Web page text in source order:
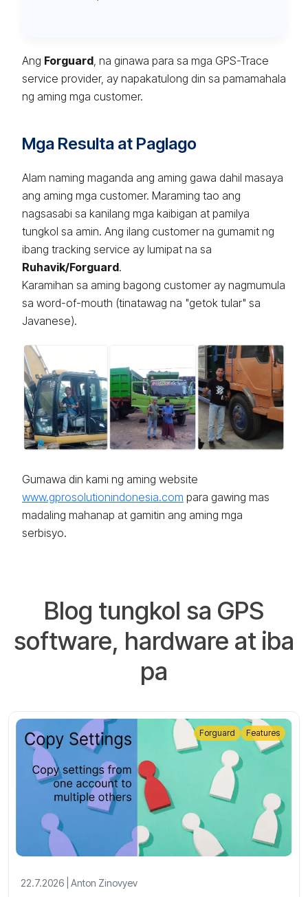
Ang Forguard, na ginawa para sa mga GPS-Trace
service provider, ay napakatulong din sa pamamahala
ng aming mga customer.
Mga Resulta at Paglago
Alam naming maganda ang aming gawa dahil masaya
ang aming mga customer. Maraming tao ang
nagsasabi sa kanilang mga kaibigan at pamilya
tungkol sa amin. Ang ilang customer na gumamit ng
ibang tracking service ay lumipat na sa
Ruhavik/Forguard.
Karamihan sa aming bagong customer ay nagmumula
sa word-of-mouth (tinatawag na "getok tular" sa
Javanese).
Gumawa din kami ng aming website
www.gprosolutionindonesia.com para gawing mas
madaling mahanap at gamitin ang aming mga
serbisyo.
Blog tungkol sa GPS
software, hardware at iba
pa
22.7.2026 | Anton Zinovyev
Forguard Features